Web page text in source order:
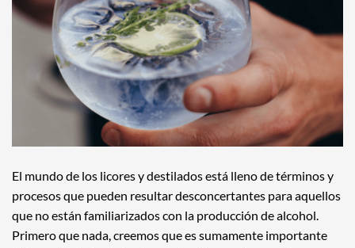
El mundo de los licores y destilados está lleno de términos y
procesos que pueden resultar desconcertantes para aquellos
que no están familiarizados con la producción de alcohol.
Primero que nada, creemos que es sumamente importante